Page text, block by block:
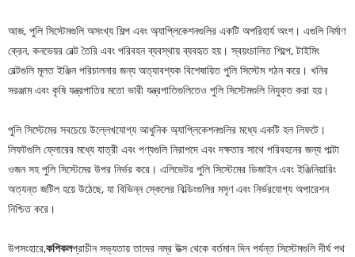
আজ, পুলি সিস্টেমগুলি অসংখ্য শিল্প এবং অ্যাপ্লিকেশনগুলির একটি অপরিহার্য অংশ। এগুলি নির্মাণ
ক্রেন, কনভেয়র বেল্ট তৈরি এবং পরিবহন ব্যবস্থায় ব্যবহৃত হয়। স্বয়ংচালিত শিল্পে, টাইমিং
বেল্টগুলি মূলত ইঞ্জিন পরিচালনার জন্য অত্যাবশ্যক বিশেষায়িত পুলি সিস্টেম গঠন করে। খনির
সরঞ্জাম এবং কৃষি যন্ত্রপাতির মতো ভারী যন্ত্রপাতিগুলিতেও পুলি সিস্টেমগুলি নিযুক্ত করা হয়।
পুলি সিস্টেমের সবচেয়ে উল্লেখযোগ্য আধুনিক অ্যাপ্লিকেশনগুলির মধ্যে একটি হল লিফটে।
লিফটগুলি ফ্লোরের মধ্যে যাত্রী এবং পণ্যগুলি নিরাপদে এবং দক্ষতার সাথে পরিবহনের জন্য পাল্টা
ওজন সহ পুলি সিস্টেমের উপর নির্ভর করে। এলিভেটর পুলি সিস্টেমের ডিজাইন এবং ইঞ্জিনিয়ারিং
অত্যন্ত জটিল হয়ে উঠেছে, যা বিভিন্ন স্কেলের বিল্ডিংগুলির মসৃণ এবং নির্ভরযোগ্য অপারেশন
নিশ্চিত করে।
উপসংহারে,কপিকলপ্রাচীন সভ্যতায় তাদের নম্র উত্স থেকে বর্তমান দিন পর্যন্ত সিস্টেমগুলি দীর্ঘ পথ